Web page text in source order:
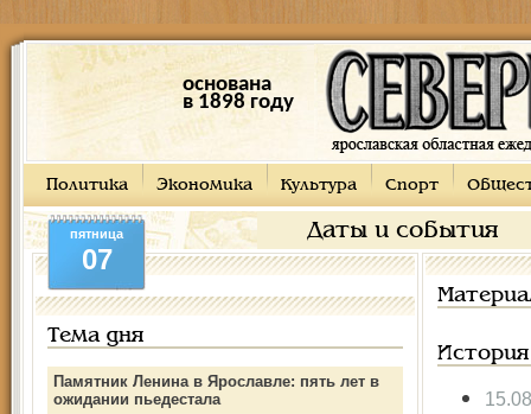
основана
в 1898 году
Политика Экономика Культура Спорт
Даты и события
пятница
07
Тема дня
Памятник Ленина в Ярославле: пять лет в
ожидании пьедестала
История